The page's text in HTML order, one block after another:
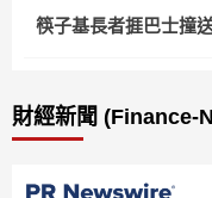
筷子基長者捱巴士撞
財經新聞 (Finance-